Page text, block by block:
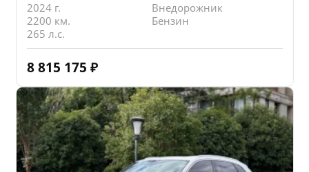
2024 г.
Внедорожник
2200 км.
Бензин
265 л.с.
8 815 175 ₽